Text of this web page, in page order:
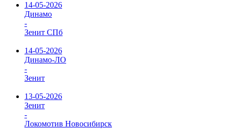
14-05-2026
Динамо
-
Зенит СПб
14-05-2026
Динамо-ЛО
-
Зенит
13-05-2026
Зенит
-
Локомотив Новосибирск